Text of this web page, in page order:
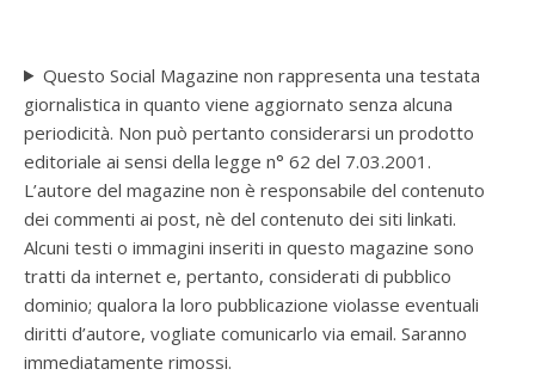
Questo Social Magazine non rappresenta una testata
giornalistica in quanto viene aggiornato senza alcuna
periodicità. Non può pertanto considerarsi un prodotto
editoriale ai sensi della legge n° 62 del 7.03.2001.
L’autore del magazine non è responsabile del contenuto
dei commenti ai post, nè del contenuto dei siti linkati.
Alcuni testi o immagini inseriti in questo magazine sono
tratti da internet e, pertanto, considerati di pubblico
dominio; qualora la loro pubblicazione violasse eventuali
diritti d’autore, vogliate comunicarlo via email. Saranno
immediatamente rimossi.